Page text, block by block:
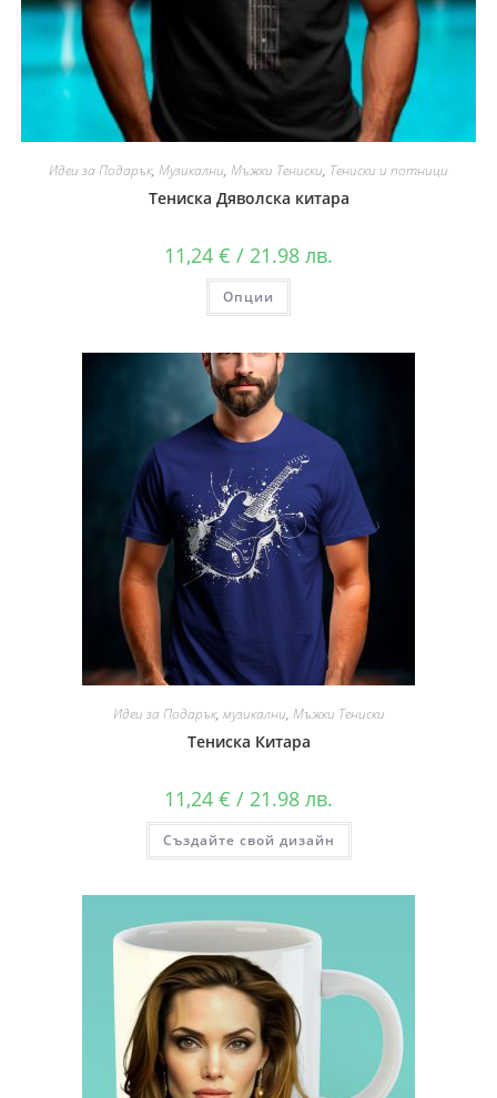
Идеи за Подарък, Музикални, Мъжки Тениски, Тениски и потници
Тениска Дяволска китара
11,24 € / 21.98 лв.
Опции
Идеи за Подарък, музикални, Мъжки Тениски
Тениска Китара
11,24 € / 21.98 лв.
Създайте свой дизайн